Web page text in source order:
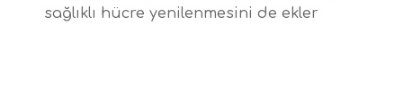
sağlıklı hücre yenilenmesini de ekler